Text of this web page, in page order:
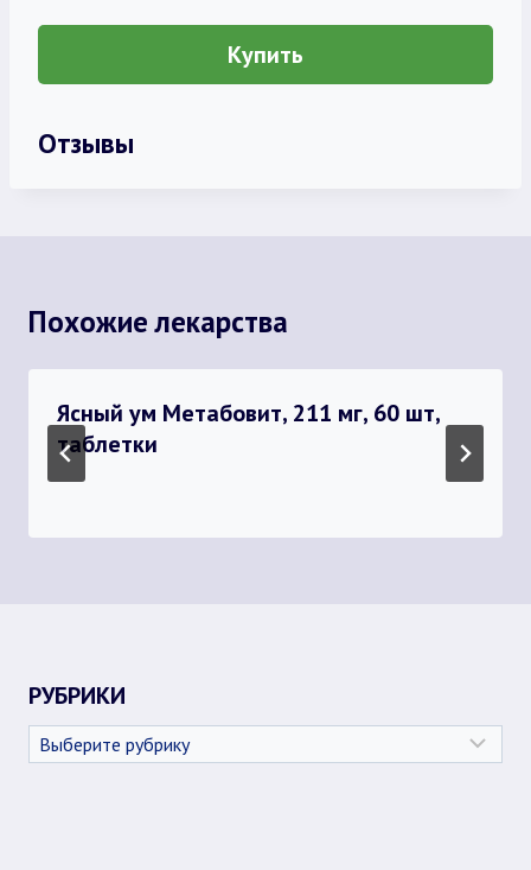
Купить
Отзывы
Похожие лекарства
Ясный ум Метабовит, 211 мг, 60 шт,
таблетки
РУБРИКИ
Рубрики